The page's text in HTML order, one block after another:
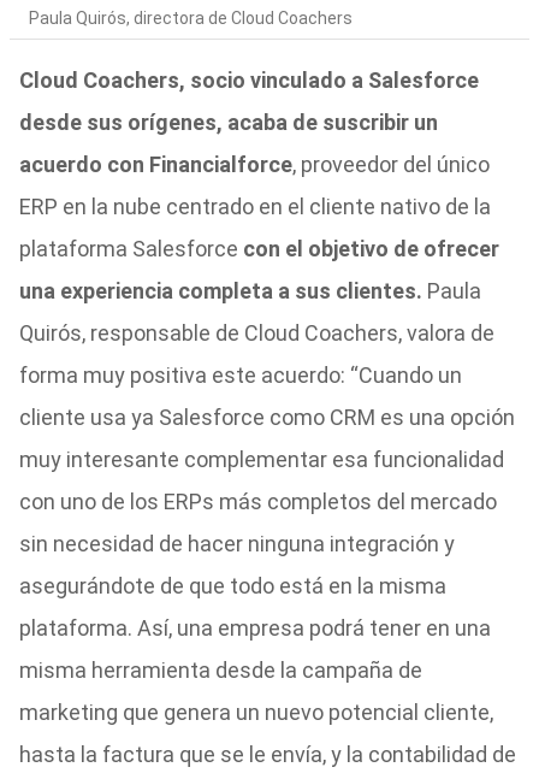
Paula Quirós, directora de Cloud Coachers
Cloud Coachers, socio vinculado a Salesforce
desde sus orígenes, acaba de suscribir un
acuerdo con Financialforce, proveedor del único
ERP en la nube centrado en el cliente nativo de la
plataforma Salesforce con el objetivo de ofrecer
una experiencia completa a sus clientes. Paula
Quirós, responsable de Cloud Coachers, valora de
forma muy positiva este acuerdo: “Cuando un
cliente usa ya Salesforce como CRM es una opción
muy interesante complementar esa funcionalidad
con uno de los ERPs más completos del mercado
sin necesidad de hacer ninguna integración y
asegurándote de que todo está en la misma
plataforma. Así, una empresa podrá tener en una
misma herramienta desde la campaña de
marketing que genera un nuevo potencial cliente,
hasta la factura que se le envía, y la contabilidad de